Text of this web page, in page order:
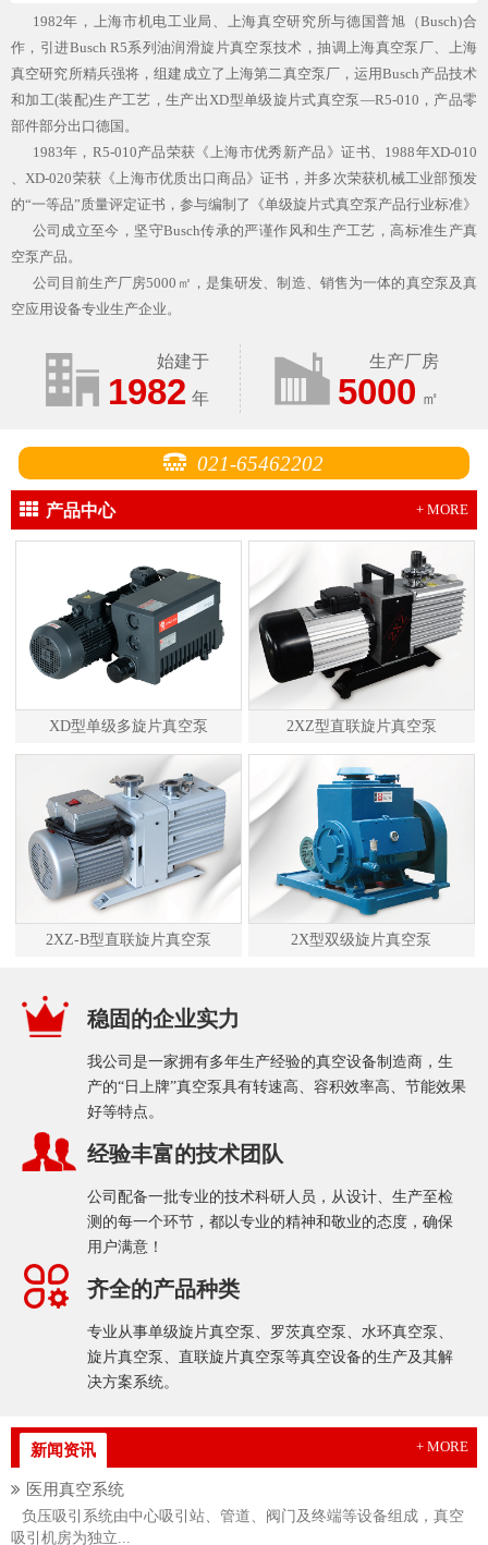
1982年，上海市机电工业局、上海真空研究所与德国普旭（Busch)合
作，引进Busch R5系列油润滑旋片真空泵技术，抽调上海真空泵厂、上海
真空研究所精兵强将，组建成立了上海第二真空泵厂，运用Busch产品技术
和加工(装配)生产工艺，生产出XD型单级旋片式真空泵—R5-010，产品零
部件部分出口德国。
1983年，R5-010产品荣获《上海市优秀新产品》证书、1988年XD-010
、XD-020荣获《上海市优质出口商品》证书，并多次荣获机械工业部预发
的“一等品”质量评定证书，参与编制了《单级旋片式真空泵产品行业标准》
公司成立至今，坚守Busch传承的严谨作风和生产工艺，高标准生产真
空泵产品。
公司目前生产厂房5000㎡，是集研发、制造、销售为一体的真空泵及真
空应用设备专业生产企业。
始建于
1982 年
生产厂房
5000 ㎡
021-65462202
产品中心 + MORE
XD型单级多旋片真空泵 2XZ型直联旋片真空泵
2XZ-B型直联旋片真空泵 2X型双级旋片真空泵
稳固的企业实力
我公司是一家拥有多年生产经验的真空设备制造商，生
产的“日上牌”真空泵具有转速高、容积效率高、节能效果
好等特点。
经验丰富的技术团队
公司配备一批专业的技术科研人员，从设计、生产至检
测的每一个环节，都以专业的精神和敬业的态度，确保
用户满意！
齐全的产品种类
专业从事单级旋片真空泵、罗茨真空泵、水环真空泵、
旋片真空泵、直联旋片真空泵等真空设备的生产及其解
决方案系统。
新闻资讯 + MORE
医用真空系统
负压吸引系统由中心吸引站、管道、阀门及终端等设备组成，真空
吸引机房为独立...